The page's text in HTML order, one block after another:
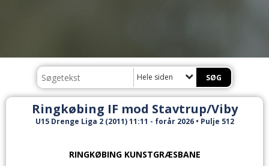
Hele siden
Ringkøbing IF mod Stavtrup/Viby
U15 Drenge Liga 2 (2011) 11:11 - forår 2026 • Pulje 512
RINGKØBING KUNSTGRÆSBANE